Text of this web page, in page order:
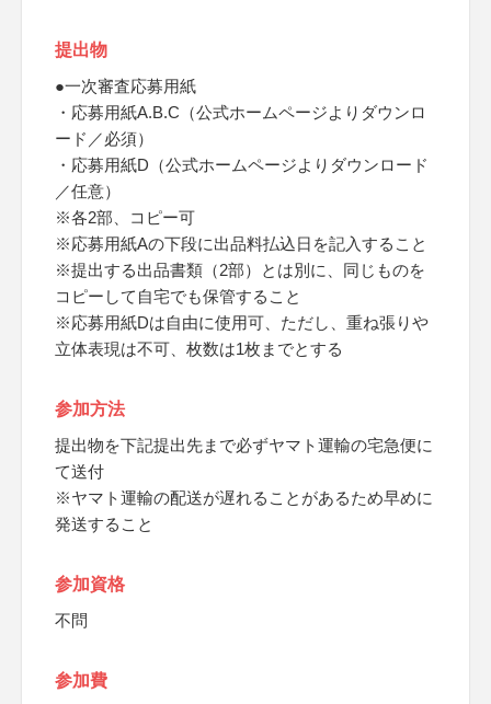
提出物
●一次審査応募用紙
・応募用紙A.B.C（公式ホームページよりダウンロ
ード／必須）
・応募用紙D（公式ホームページよりダウンロード
／任意）
※各2部、コピー可
※応募用紙Aの下段に出品料払込日を記入すること
※提出する出品書類（2部）とは別に、同じものを
コピーして自宅でも保管すること
※応募用紙Dは自由に使用可、ただし、重ね張りや
立体表現は不可、枚数は1枚までとする
参加方法
提出物を下記提出先まで必ずヤマト運輸の宅急便に
て送付
※ヤマト運輸の配送が遅れることがあるため早めに
発送すること
参加資格
不問
参加費